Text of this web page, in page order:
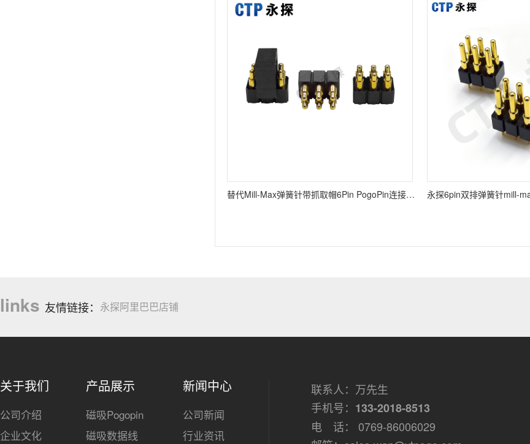
替代Mill-Max弹簧针带抓取帽6Pin PogoPin连接器非标厂家定制
links 友情链接： 永探阿里巴巴店铺
关于我们
公司介绍
企业文化
产品展示
磁吸Pogopin
磁吸数据线
新闻中心
公司新闻
行业资讯
联系人：万先生
手机号： 133-2018-8513
电 话： 0769-86006029